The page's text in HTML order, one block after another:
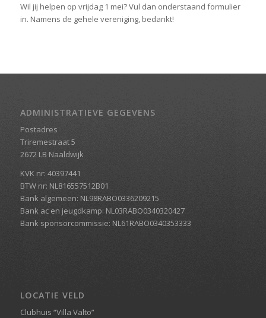
Wil jij helpen op vrijdag 1 mei? Vul dan onderstaand formulier
in. Namens de gehele vereniging, bedankt!
ADMINISTRATIEVE GEGEVENS
Postadres
Triremestraat 5
2672 LB Naaldwijk
KVK nr: 40397441
BTW nr: NL816557512B01
Bank algemeen: NL98RABO0336209215
Bank ac en jeugdkamp: NL03RABO0340320427
Bank sponsorcommissie: NL61RABO0340353333
LOCATIE VELD
Clubhuis “Villa Valto”